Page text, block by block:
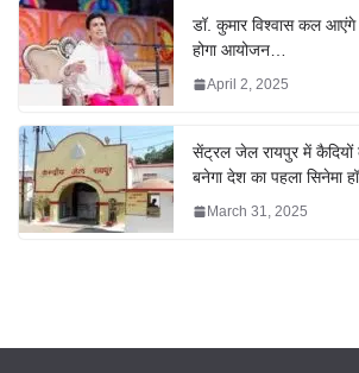
डॉ. कुमार विश्वास कल आएंगे
होगा आयोजन…
April 2, 2025
सेंट्रल जेल रायपुर में कैदियों
बनेगा देश का पहला सिनेमा
March 31, 2025